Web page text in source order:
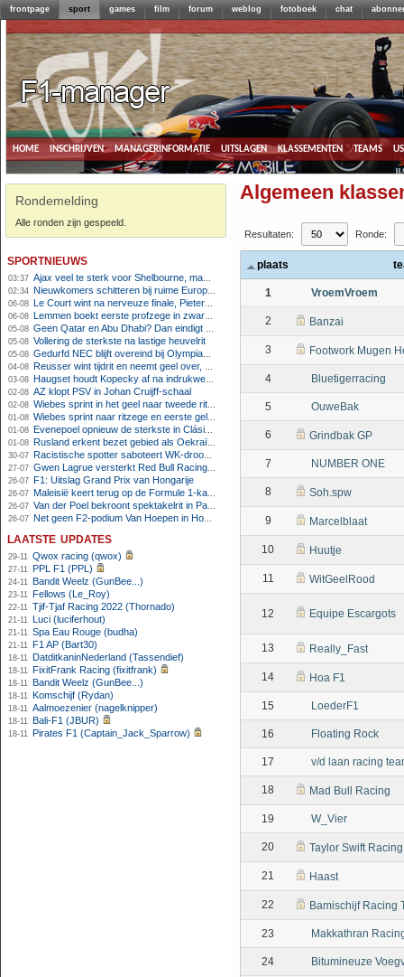
frontpage sport games film forum weblog fotoboek chat
home inschrijven managerinformatie uitslagen klassementen teams
Rondemelding
Alle ronden zijn gespeeld.
sportnieuws
03:37 Ajax veel te sterk voor Shelbourne, maar houdt schade beperkt
02:34 Nieuwkomers schitteren bij ruime Europese zege FC Twente
06-08 Le Court wint na nerveuze finale, Pieterse derde
06-08 Lemmen boekt eerste profzege in zware Ronde van Polen-rit
05-08 Geen Qatar en Abu Dhabi? Dan eindigt Formule 1-seizoen mogelijk in Europa
05-08 Vollering de sterkste na lastige heuvelrit
05-08 Gedurfd NEC blijft overeind bij Olympiakos
04-08 Reusser wint tijdrit en neemt geel over, Nooijen knap tweede
03-08 Haugset houdt Kopecky af na indrukwekkende solo van 86 kilometer
02-08 AZ klopt PSV in Johan Cruijff-schaal
02-08 Wiebes sprint in het geel naar tweede ritzege
01-08 Wiebes sprint naar ritzege en eerste gele trui in Tour Femmes
01-08 Evenepoel opnieuw de sterkste in Clásica San Sebastián
01-08 Rusland erkent bezet gebied als Oekraïens voor opheffing IOC-schorsing
30-07 Racistische spotter saboteert WK-droom van powerliftster
27-07 Gwen Lagrue versterkt Red Bull Racing vanaf 2027
26-07 F1: Uitslag Grand Prix van Hongarije
26-07 Maleisië keert terug op de Formule 1-kalender in 2026
26-07 Van der Poel bekroont spektakelrit in Parijs met nipte zege; eindzege Pogacar
26-07 Net geen F2-podium Van Hoepen in Hongarije, Leon maakt indruk
laatste updates
29-11 Qwox racing (qwox)
27-11 PPL F1 (PPL)
24-11 Bandit Weelz (GunBee...)
23-11 Fellows (Le_Roy)
22-11 Tjif-Tjaf Racing 2022 (Thornado)
21-11 Luci (luciferhout)
21-11 Spa Eau Rouge (budha)
21-11 F1 AP (Bart30)
18-11 DatditkaninNederland (Tassendief)
18-11 FixitFrank Racing (fixitfrank)
18-11 Bandit Weelz (GunBee...)
18-11 Komschijf (Rydan)
18-11 Aalmoezenier (nagelknipper)
18-11 Bali-F1 (JBUR)
18-11 Pirates F1 (Captain_Jack_Sparrow)
Algemeen
Resultaten: Ronde:
plaats
1 VroemVroem
2 Banzai
3 Footwork Mugen
4 Bluetigerracing
5 OuweBak
6 Grindbak GP
7 NUMBER ONE
8 Soh.spw
9 Marcelblaat
10 Huutje
11 WitGeelRood
12 Equipe Escargots
13 Really_Fast
14 Hoa F1
15 LoederF1
16 Floating Rock
17 v/d laan racing
18 Mad Bull Racing
19 W_Vier
20 Taylor Swift
21 Haast
22 Bamischijf Racing
23 Makkathran
24 Bitumineuze